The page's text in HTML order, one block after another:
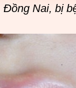
Nai, bị